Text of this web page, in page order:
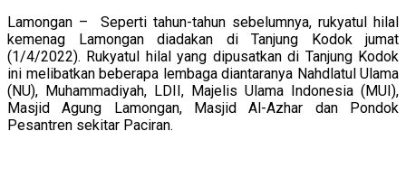
Lamongan – Seperti tahun-tahun sebelumnya, rukyatul hilal
kemenag Lamongan diadakan di Tanjung Kodok jumat
(1/4/2022). Rukyatul hilal yang dipusatkan di Tanjung Kodok
ini melibatkan beberapa lembaga diantaranya Nahdlatul Ulama
(NU), Muhammadiyah, LDII, Majelis Ulama Indonesia (MUI),
Masjid Agung Lamongan, Masjid Al-Azhar dan Pondok
Pesantren sekitar Paciran.